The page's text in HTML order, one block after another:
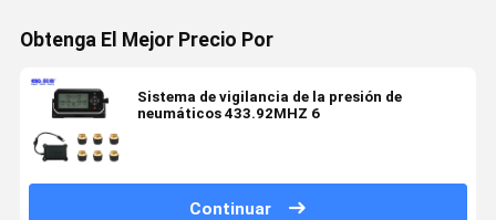
Obtenga El Mejor Precio Por
Sistema de vigilancia de la presión de
neumáticos 433.92MHZ 6
Continuar